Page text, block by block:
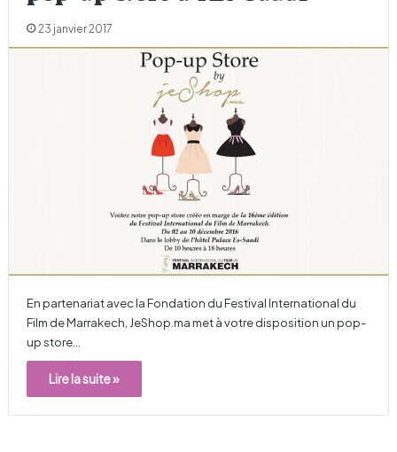
23 janvier 2017
En partenariat avec la Fondation du Festival International du
Film de Marrakech, JeShop.ma met à votre disposition un pop-
up store…
Lire la suite »